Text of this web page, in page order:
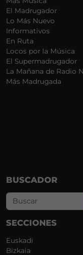
El Madrugador
Lo Más Nuevo
Informativos
En Ruta
Locos por la Música
El Supermadrugador
La Mañana de Radio
Más Madrugada
BUSCADOR
SECCIONES
Euskadi
Bizkaia